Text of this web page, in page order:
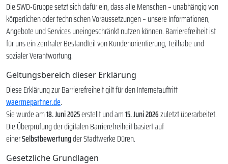
Die SWD-Gruppe setzt sich dafür ein, dass alle Menschen – unabhängig von
körperlichen oder technischen Voraussetzungen – unsere Informationen,
Angebote und Services uneingeschränkt nutzen können. Barrierefreiheit ist
für uns ein zentraler Bestandteil von Kundenorientierung, Teilhabe und
sozialer Verantwortung.
Geltungsbereich dieser Erklärung
Diese Erklärung zur Barrierefreiheit gilt für den Internetauftritt
waermepartner.de.
Sie wurde am18. Juni 2025erstellt und am15. Juni 2026zuletzt überarbeitet.
Die Überprüfung der digitalen Barrierefreiheit basiert auf
einerSelbstbewertungder Stadtwerke Düren.
Gesetzliche Grundlagen